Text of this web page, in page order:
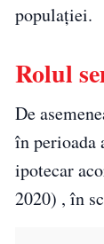
populaţiei.
Rolul
De
în perioada
ipotecar
2020) , în